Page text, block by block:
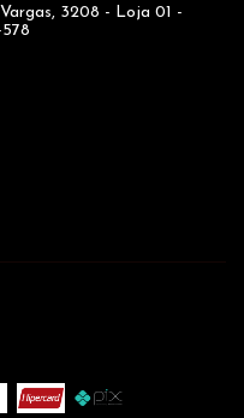
3208 - Loja 01 -